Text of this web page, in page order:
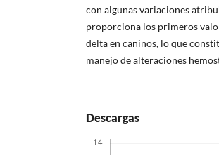
con algunas variaciones
proporciona los primeros
delta en caninos, lo que
manejo de alteraciones
Descargas